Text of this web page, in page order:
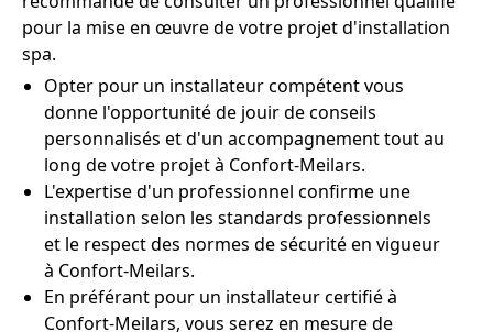
pour la mise en œuvre de votre projet d'installation
spa.
Opter pour un installateur compétent vous
donne l'opportunité de jouir de conseils
personnalisés et d'un accompagnement tout au
long de votre projet à Confort-Meilars.
L'expertise d'un professionnel confirme une
installation selon les standards professionnels
et le respect des normes de sécurité en vigueur
à Confort-Meilars.
En préférant pour un installateur certifié à
Confort-Meilars, vous serez en mesure de